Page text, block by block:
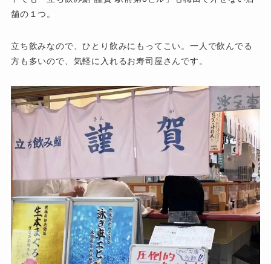
舗の１つ。
立ち飲みなので、ひとり飲みにもってこい。一人で飲んでる
方も多いので、気軽に入れるお寿司屋さんです。